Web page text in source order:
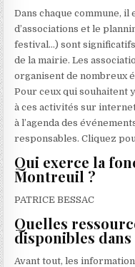
Dans chaque commune,
d’associations et le
festival…) sont
de la mairie. Les
organisent de nombreux
Pour ceux qui souhaitent
à ces activités sur
à l’agenda des
responsables. Cliquez
Qui exerce la
Montreuil ?
PATRICE BESSAC
Quelles
disponibles
Avant tout, les